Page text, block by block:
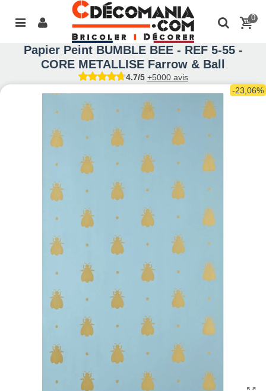
0
Papier Peint BUMBLE BEE - REF 5-55 -
CORE METALLISE Farrow & Ball
4.7/5 +5000 avis
-23,06%